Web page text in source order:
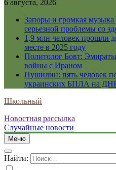
6 августа, 2026
Запоры и громкая
серьезной проблемы со
1,9 млн человек прошли
месте в 2025 году
Политолог Бовт:
войны с Ираном
Пушилин: пять человек
украинских БПЛА на
Школьный
Новостная рассылка
Случайные новости
Меню
Найти: